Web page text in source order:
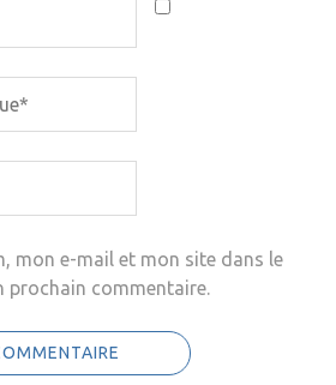
mon e-mail et mon site dans le
prochain commentaire.